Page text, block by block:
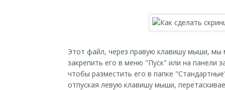
Этот файл, через правую клавишу мыши,
закрепить его в меню "Пуск" или на панели
чтобы разместить его в папке
отпуская левую клавишу мыши,